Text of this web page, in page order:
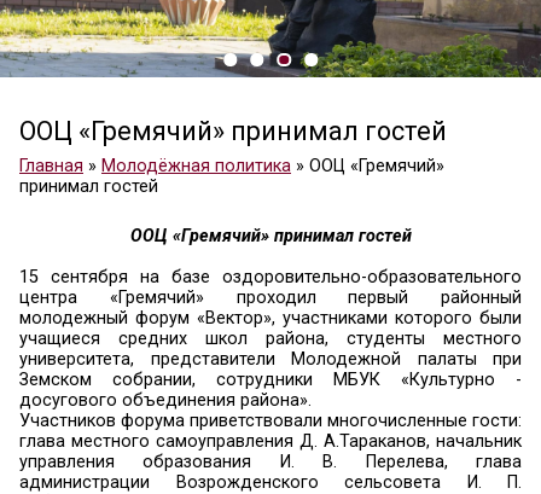
ООЦ «Гремячий» принимал
Главная»Молодёжная политика»ООЦ
принимал гостей
ООЦ «Гремячий» принимал гостей